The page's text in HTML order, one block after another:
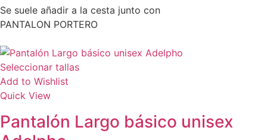
Se suele añadir a la cesta junto con
PANTALON PORTERO
Seleccionar tallas
Add to Wishlist
Quick View
Pantalón Largo básico unisex